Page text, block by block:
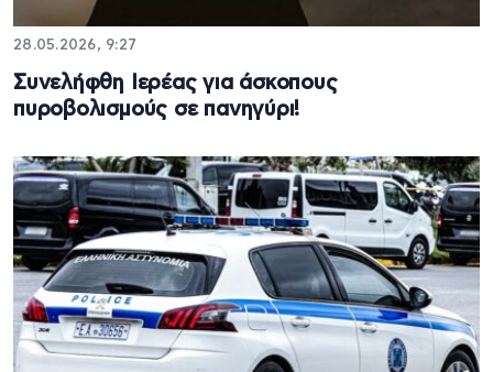
28.05.2026, 9:27
Συνελήφθη Ιερέας για άσκοπους
πυροβολισμούς σε πανηγύρι!